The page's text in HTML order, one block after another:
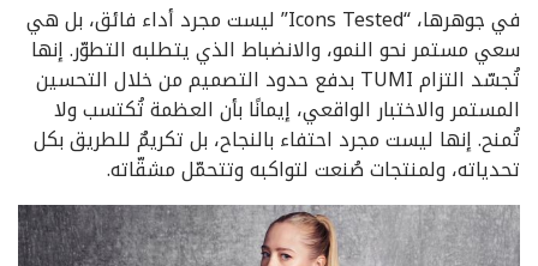
في جوهرها، “Icons Tested” ليست مجرد أداء فائق، بل هي
سعي مستمر نحو النمو، والانضباط الذي يتطلبه التطوّر. إنها
تُجسّد التزام TUMI بدفع حدود التصميم من خلال التحسين
المستمر والاختبار الواقعي، إيمانًا بأن العظمة تُكتسب ولا
تُمنح. إنها ليست مجرد احتفاء بالنجاح، بل تكريمٌ للطريق بكل
تحدياته، ولمنتجات صُنعت لتواكبه وتتحمّل مشقّاته.